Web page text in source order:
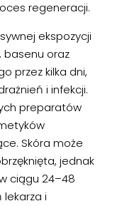
regeneracji.
ekspozycji
basenu oraz
przez kilka dni,
i infekcji.
preparatów
Skóra może
jednak
ciągu 24–48
lekarza i